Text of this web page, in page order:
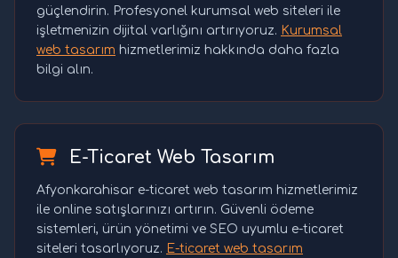
güçlendirin. Profesyonel kurumsal web siteleri ile
işletmenizin dijital varlığını artırıyoruz. Kurumsal
web tasarım hizmetlerimiz hakkında daha fazla
bilgi alın.
E-Ticaret Web Tasarım
Afyonkarahisar e-ticaret web tasarım hizmetlerimiz
ile online satışlarınızı artırın. Güvenli ödeme
sistemleri, ürün yönetimi ve SEO uyumlu e-ticaret
siteleri tasarlıyoruz. E-ticaret web tasarım